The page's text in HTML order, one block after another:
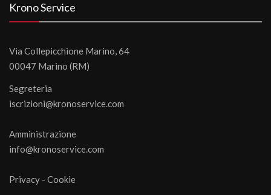
Krono Service
Via Collepicchione Marino, 64
00047 Marino (RM)
Segreteria
iscrizioni@kronoservice.com
Amministrazione
info@kronoservice.com
Privacy - Cookie